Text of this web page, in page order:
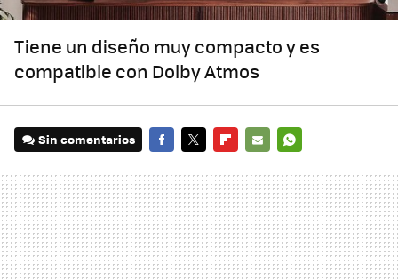
Tiene un diseño muy compacto y es
compatible con Dolby Atmos
Sin comentarios
MAIL